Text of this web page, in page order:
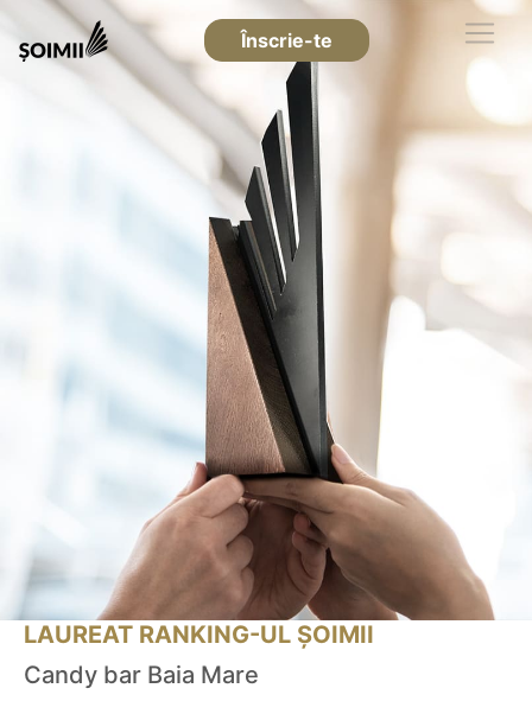
Înscrie-te
LAUREAT RANKING-UL ȘOIMII
Candy bar Baia Mare